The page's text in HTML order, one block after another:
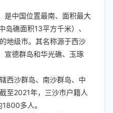
07:00
29°
01:00
28°
中国位置最南、面积最大
岛礁面积13平方千米）、
地级市。其名称源于西沙
宣德群岛和华光礁、玉琢
西沙群岛、南沙群岛、中
至2021年，三沙市户籍人
多人。